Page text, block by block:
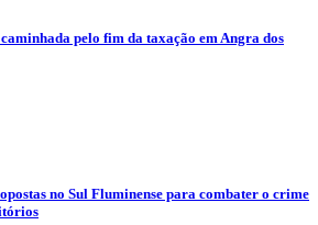
pelo fim da taxação em Angra dos
no Sul Fluminense para combater o crime